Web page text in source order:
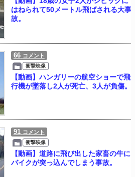
はねられて50メートル飛ばされる大事
故。
66 コメント
衝撃映像
【動画】ハンガリーの航空ショーで飛
行機が墜落し2人が死亡、3人が負傷。
91 コメント
衝撃映像
【動画】道路に飛び出した家畜の牛に
バイクが突っ込んでしまう事故。